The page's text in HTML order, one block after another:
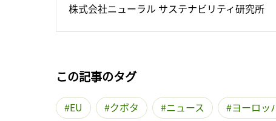
株式会社ニューラル サステナビリティ研究所
この記事のタグ
EU クボタ ニュース ヨーロッ